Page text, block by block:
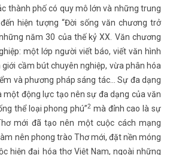
thành phố có quy mô lớn và những trung
hiện tượng “Đời sống văn chương trở
năm 30 của thế kỷ XX. Văn chương
một lớp người viết báo, viết văn hình
cầm bút chuyên nghiệp, vừa phân hóa
và phương pháp sáng tác… Sự đa dạng
một động lực tạo nên sự đa dạng của văn
thể loại phong phú”2 mà đỉnh cao là sự
mới đã tạo nên một cuộc cách mạng
nên phong trào Thơ mới, đặt nền móng
hiện đại hóa thơ Việt Nam, ngoài những